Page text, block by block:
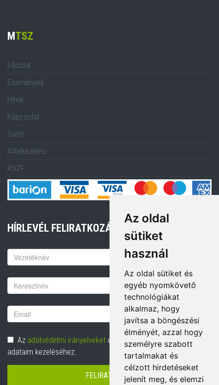
Az oldal
sütiket
használ
Az oldal sütiket és
egyéb nyomkövető
technológiákat
alkalmaz, hogy
javítsa a böngészési
élményét, azzal hogy
személyre szabott
tartalmakat és
célzott hirdetéseket
jelenít meg, és elemzi
MTSZ
Főoldal
Események
Hírek
Kapcsolat
Sajtó
Adatkezelés
ÁSZF
HÍRLEVÉL FELIRATKOZÁS
Keresztnév
Vezetéknév
Email
cím
Adatvédelem
Az adatvédelmi irányelveket elolvastam és hozzájárulok
adataim kezeléséhez.
FELIRATKOZÁS